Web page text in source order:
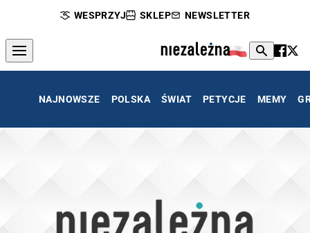
WESPRZYJ SKLEP NEWSLETTER
NAJNOWSZE POLSKA ŚWIAT PETYCJE MEMY